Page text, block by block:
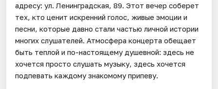
адресу: ул. Ленинградская, 89. Этот вечер соберет
тех, кто ценит искренний голос, живые эмоции и
песни, которые давно стали частью личной истории
многих слушателей. Атмосфера концерта обещает
быть теплой и по-настоящему душевной: здесь не
хочется просто слушать музыку, здесь хочется
подпевать каждому знакомому припеву.